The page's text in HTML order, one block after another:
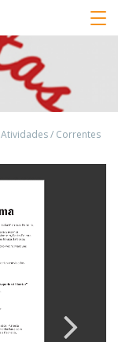
Atividades/ Correntes